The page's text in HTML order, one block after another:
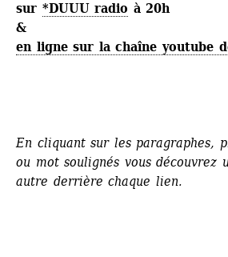
sur *DUUU radio à 20h
&
en ligne sur la chaîne youtube
En cliquant sur les paragraphes,
ou mot soulignés vous découvrez
autre derrière chaque lien.